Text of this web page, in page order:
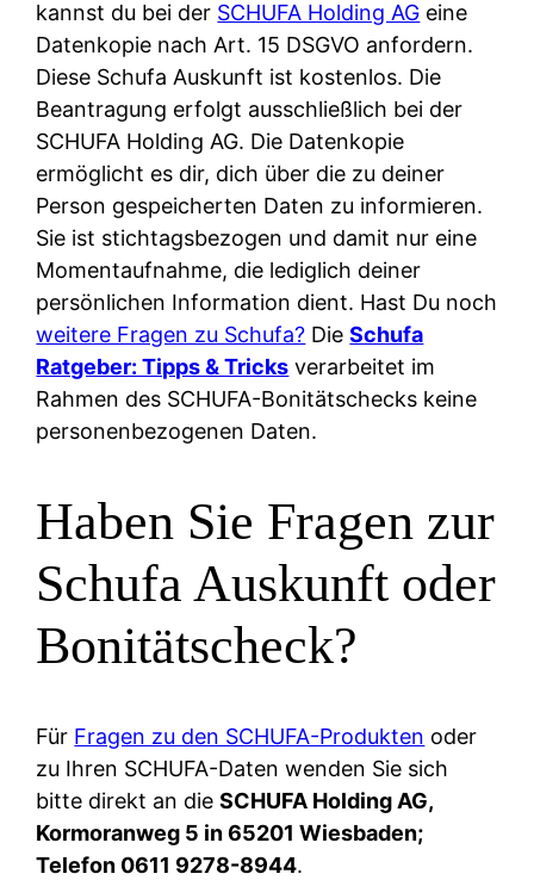
kannst du bei der SCHUFA Holding AG eine
Datenkopie nach Art. 15 DSGVO anfordern.
Diese Schufa Auskunft ist kostenlos. Die
Beantragung erfolgt ausschließlich bei der
SCHUFA Holding AG. Die Datenkopie
ermöglicht es dir, dich über die zu deiner
Person gespeicherten Daten zu informieren.
Sie ist stichtagsbezogen und damit nur eine
Momentaufnahme, die lediglich deiner
persönlichen Information dient. Hast Du noch
weitere Fragen zu Schufa? DieSchufa
Ratgeber: Tipps & Tricks verarbeitet im
Rahmen des SCHUFA-Bonitätschecks keine
personenbezogenen Daten.
Haben Sie Fragen zur
Schufa Auskunft oder
Bonitätscheck?
Für Fragen zu den SCHUFA-Produkten oder
zu Ihren SCHUFA-Daten wenden Sie sich
bitte direkt an dieSCHUFA Holding AG,
Kormoranweg 5 in 65201 Wiesbaden;
Telefon 0611 9278-8944.